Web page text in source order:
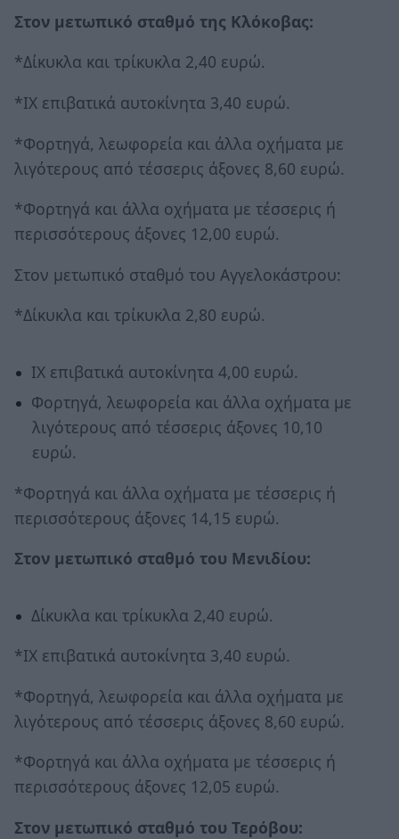
Στον μετωπικό σταθμό της Κλόκοβας:
*Δίκυκλα και τρίκυκλα 2,40 ευρώ.
*ΙΧ επιβατικά αυτοκίνητα 3,40 ευρώ.
*Φορτηγά, λεωφορεία και άλλα οχήματα με
λιγότερους από τέσσερις άξονες 8,60 ευρώ.
*Φορτηγά και άλλα οχήματα με τέσσερις ή
περισσότερους άξονες 12,00 ευρώ.
Στον μετωπικό σταθμό του Αγγελοκάστρου:
*Δίκυκλα και τρίκυκλα 2,80 ευρώ.
ΙΧ επιβατικά αυτοκίνητα 4,00 ευρώ.
Φορτηγά, λεωφορεία και άλλα οχήματα με
λιγότερους από τέσσερις άξονες 10,10
ευρώ.
*Φορτηγά και άλλα οχήματα με τέσσερις ή
περισσότερους άξονες 14,15 ευρώ.
Στον μετωπικό σταθμό του Μενιδίου:
Δίκυκλα και τρίκυκλα 2,40 ευρώ.
*ΙΧ επιβατικά αυτοκίνητα 3,40 ευρώ.
*Φορτηγά, λεωφορεία και άλλα οχήματα με
λιγότερους από τέσσερις άξονες 8,60 ευρώ.
*Φορτηγά και άλλα οχήματα με τέσσερις ή
περισσότερους άξονες 12,05 ευρώ.
Στον μετωπικό σταθμό του Τερόβου: